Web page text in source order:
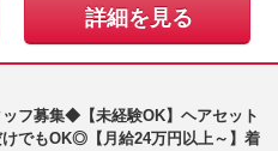
詳細を見る
フ募集◆【未経験OK】ヘアセット
でもOK◎【月給24万円以上～】着